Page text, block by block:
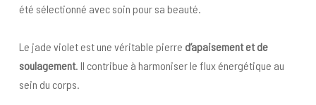
été sélectionné avec soin pour sa beauté.
Le jade violet est une véritable pierre d’apaisement et de
soulagement. Il contribue à harmoniser le flux énergétique au
sein du corps.